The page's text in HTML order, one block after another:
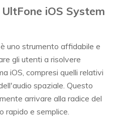
iOS System
uno strumento affidabile e
gli utenti a risolvere
iOS, compresi quelli relativi
spaziale. Questo
arrivare alla radice del
rapido e semplice.